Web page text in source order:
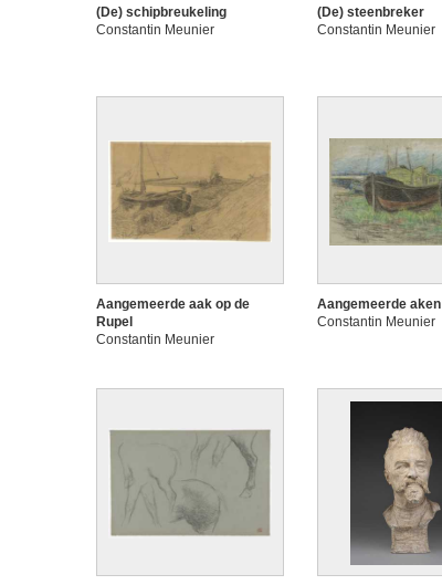
(De) schipbreukeling
Constantin Meunier
(De) steenbreker
Constantin Meunier
Aangemeerde aak op de
Rupel
Constantin Meunier
Aangemeerde aken
Constantin Meunier